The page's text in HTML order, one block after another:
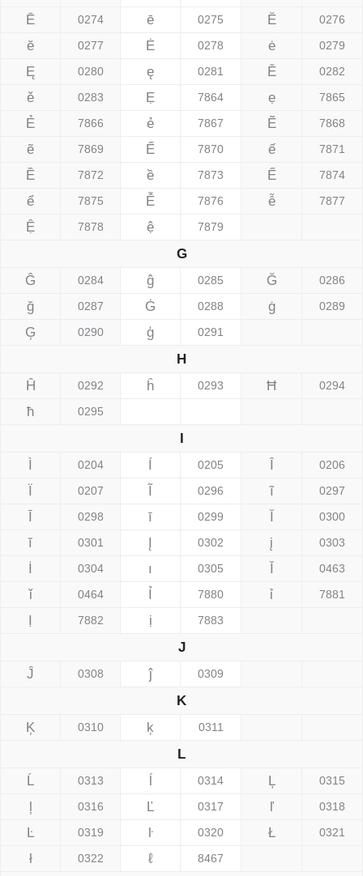
Ē
0274 ē 0275 Ĕ 0276
ĕ 0277 Ė 0278 ė 0279
Ę 0280 ę 0281 Ě 0282
ě 0283 Ẹ 7864 ẹ 7865
Ẻ 7866 ẻ 7867 Ẽ 7868
ẽ 7869 Ế 7870 ế 7871
Ề 7872 ề 7873 Ể 7874
ể 7875 Ễ 7876 ễ 7877
Ệ 7878 ệ 7879
G
Ĝ
0284 ĝ 0285 Ğ 0286
ğ 0287 Ġ 0288 ġ 0289
Ģ 0290 ģ 0291
H
Ĥ
0292 ĥ 0293 Ħ 0294
ħ 0295
I
Ì
0204 Í 0205 Î 0206
Ï 0207 Ĩ 0296 ĩ 0297
Ī 0298 ī 0299 Ĭ 0300
ĭ 0301 Į 0302 į 0303
İ 0304 ı 0305 Ǐ 0463
ǐ 0464 Ỉ 7880 ỉ 7881
Ị 7882 ị 7883
J
Ĵ
0308 ĵ 0309
K
Ķ
0310 ķ 0311
L
Ĺ
0313 ĺ 0314 Ļ 0315
ļ 0316 Ľ 0317 ľ 0318
Ŀ 0319 ŀ 0320 Ł 0321
ł 0322 ℓ 8467